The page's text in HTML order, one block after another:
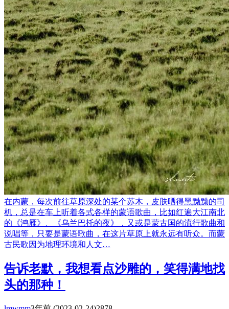
在内蒙，每次前往草原深处的某个苏木，皮肤晒得黑黝黝的司
机，总是在车上听着各式各样的蒙语歌曲，比如红遍大江南北
的《鸿雁》、《乌兰巴托的夜》，又或是蒙古国的流行歌曲和
说唱等，只要是蒙语歌曲，在这片草原上就永远有听众。而蒙
古民歌因为地理环境和人文…
告诉老默，我想看点沙雕的，笑得满地找
头的那种！